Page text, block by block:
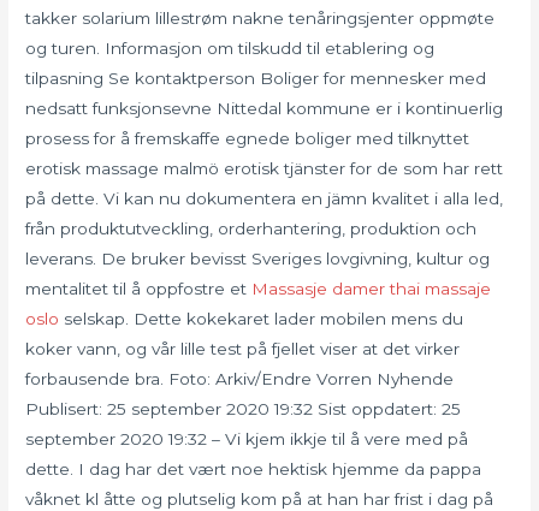
takker solarium lillestrøm nakne tenåringsjenter oppmøte
og turen. Informasjon om tilskudd til etablering og
tilpasning Se kontaktperson Boliger for mennesker med
nedsatt funksjonsevne Nittedal kommune er i kontinuerlig
prosess for å fremskaffe egnede boliger med tilknyttet
erotisk massage malmö erotisk tjänster for de som har rett
på dette. Vi kan nu dokumentera en jämn kvalitet i alla led,
från produktutveckling, orderhantering, produktion och
leverans. De bruker bevisst Sveriges lovgivning, kultur og
mentalitet til å oppfostre et Massasje damer thai massaje
oslo selskap. Dette kokekaret lader mobilen mens du
koker vann, og vår lille test på fjellet viser at det virker
forbausende bra. Foto: Arkiv/Endre Vorren Nyhende
Publisert: 25 september 2020 19:32 Sist oppdatert: 25
september 2020 19:32 – Vi kjem ikkje til å vere med på
dette. I dag har det vært noe hektisk hjemme da pappa
våknet kl åtte og plutselig kom på at han har frist i dag på